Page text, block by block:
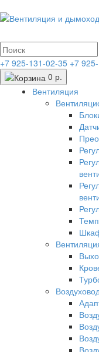
+7 925-131-02-35 +7
0 р.
Вентиляция